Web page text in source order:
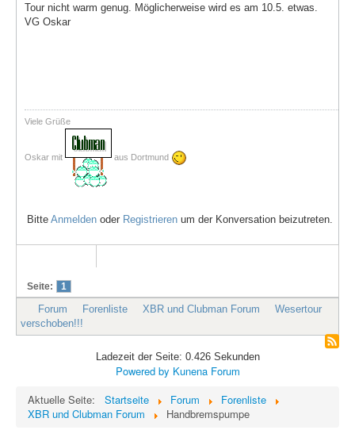
Tour nicht warm genug. Möglicherweise wird es am 10.5. etwas.
VG Oskar
Viele Grüße
Oskar mit aus Dortmund
Bitte Anmelden oder Registrieren um der Konversation beizutreten.
Seite: 1
Forum Forenliste XBR und Clubman Forum
Wesertour
verschoben!!!
Ladezeit der Seite: 0.426 Sekunden
Powered by Kunena Forum
Aktuelle Seite:
Startseite Forum
Forenliste
XBR und Clubman Forum
Handbremspumpe